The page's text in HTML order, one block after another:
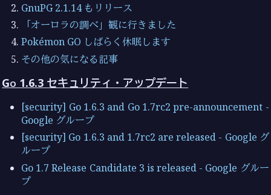
GnuPG 2.1.14 もリリース
「オーロラの調べ」観に行きました
Pokémon GO しばらく休眠します
その他の気になる記事
Go 1.6.3 セキュリティ・アップデート
[security] Go 1.6.3 and Go 1.7rc2 pre-announcement -
Google グループ
[security] Go 1.6.3 and 1.7rc2 are released - Google グ
ループ
Go 1.7 Release Candidate 3 is released - Google グルー
プ